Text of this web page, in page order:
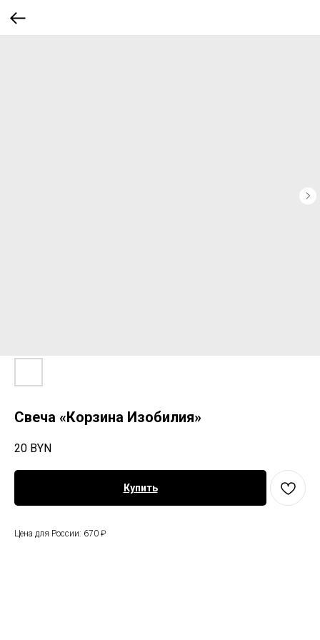
Свеча «Корзина Изобилия»
20 BYN
Купить
Цена для России: 670 ₽